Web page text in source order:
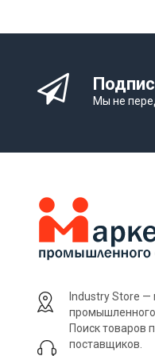
Мы не
Industry Store —
Поиск товаров
поставщиков.